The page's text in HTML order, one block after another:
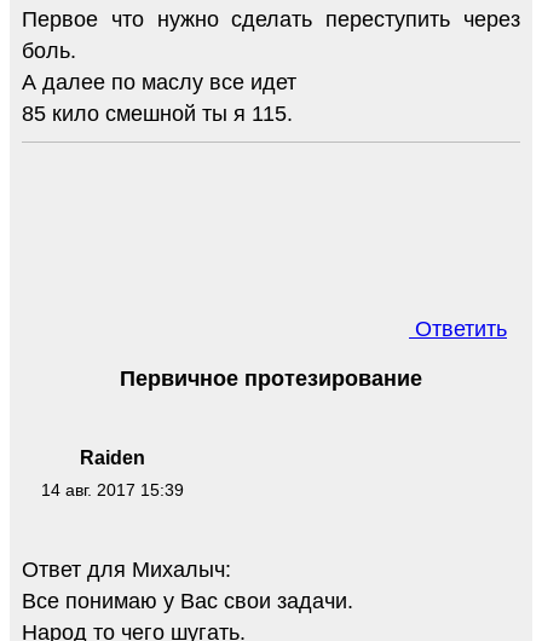
Первое что нужно сделать переступить через
боль.
А далее по маслу все идет
85 кило смешной ты я 115.
Ответить
Raiden
14 авг. 2017 15:39
Первичное протезирование
Ответ для Михалыч:
Все понимаю у Вас свои задачи.
Народ то чего шугать.